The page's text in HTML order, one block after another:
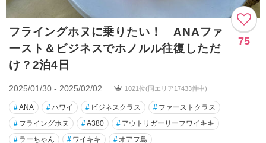
フライングホヌに乗りたい！ ANAファ
ースト＆ビジネスでホノルル往復しただ
け？2泊4日
75
2025/01/30 - 2025/02/02 1021位(同エリア17433件中)
#ANA #ハワイ # ビジネスクラス # ファーストクラス
# フライングホヌ #A380 # アウトリガーリーフワイキキ
# ラーちゃん # ワイキキ # オアフ島